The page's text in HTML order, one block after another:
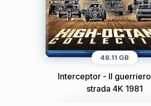
48.11 GB
Interceptor - Il
strada 4K 1981